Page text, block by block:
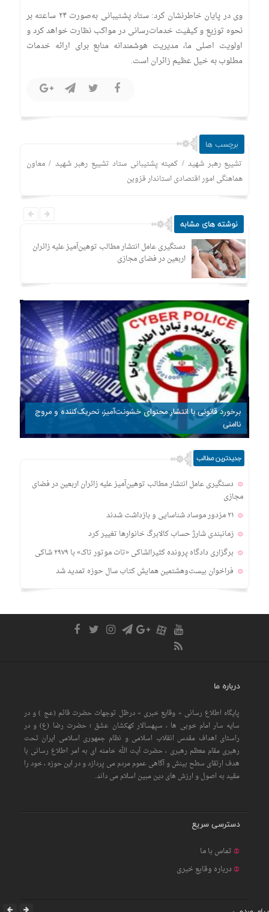
وی در پایان خاطرنشان کرد: ستاد پشتیبانی به‌صورت ۲۴ ساعته بر
نحوه توزیع و کیفیت خدمات‌رسانی در مواکب نظارت خواهد کرد و
اولویت اصلی ما، مدیریت هوشمندانه منابع برای ارائه خدمات
مطلوب به خیل عظیم زائران است.
برچسب ها
تشییع رهبر شهید / کمیته پشتیبانی ستاد تشییع رهبر شهید / معاون
هماهنگی امور اقتصادی استاندار قزوین
نوشته های مشابه
دستگیری عامل انتشار مطالب توهین‌آمیز علیه زائران
اربعین در فضای مجازی
برخورد قانونی با انتشار محتوای خشونت‌آمیز، تحریک‌کننده و مروج
ناامنی
جدیدترین مطالب
دستگیری عامل انتشار مطالب توهین‌آمیز علیه زائران اربعین در فضای
مجازی
۲۱ مزدور موساد شناسایی و بازداشت شدند
زمانبندی‌ شارژ حساب کالابرگ خانوارها تغییر کرد
برگزاری دادگاه پرونده کثیرالشاکی «تات موتور تاک» با ۲۹۷۹ شاکی
فراخوان بیست‌وهشتمین همایش کتاب سال حوزه تمدید شد
درباره ما
پایگاه اطلاع رسانی « وقایع خبری » درظل توجهات حضرت قائم (عج ) و در
سایه سار امام خوبی ها ، سپهسالار کهکشان عشق ؛ حضرت رضا (ع) و در
راستای اهداف مقدس انقلاب اسلامی و نظام جمهوری اسلامی ایران تحت
رهبری مقام معظم رهبری ، حضرت آیت الله خامنه ای به امر اطلاع رسانی با
هدف ارتقای سطح بینش و آگاهی عموم مردم می پردازد و در این حوزه ، خود را
مقید به اصول و ارزش های دین مبین اسلام می داند.
دسترسی سریع
تماس با ما
درباره وقایع خبری